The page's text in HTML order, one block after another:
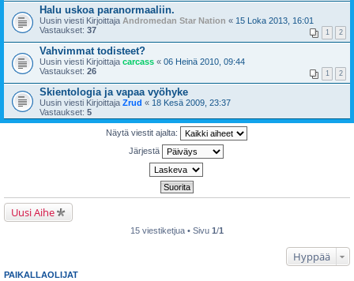
Halu uskoa paranormaaliin.
Uusin viesti Kirjoittaja Andromedan Star Nation « 15 Loka 2013, 16:01
Vastaukset: 37 1 2
Vahvimmat todisteet?
Uusin viesti Kirjoittaja carcass « 06 Heinä 2010, 09:44
Vastaukset: 26 1 2
Skientologia ja vapaa vyöhyke
Uusin viesti Kirjoittaja Zrud « 18 Kesä 2009, 23:37
Vastaukset: 5
Näytä viestit ajalta:
Järjestä
Uusi Aihe
15 viestiketjua • Sivu 1/1
Hyppää
PAIKALLAOLIJAT